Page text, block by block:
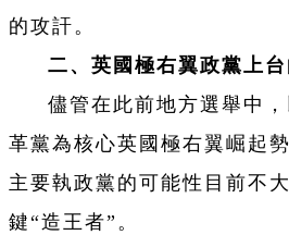
的攻訐。
二、英國極右翼政黨上
儘管在此前地方選舉中
革黨為核心英國極右翼崛起
主要執政黨的可能性目前不
鍵“造王者”。